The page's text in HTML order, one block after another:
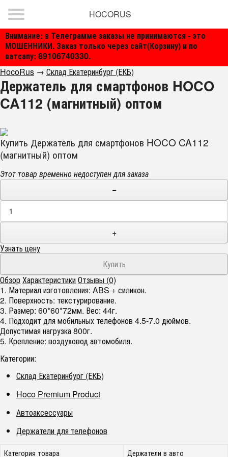
Внимание: в Телеграмме заказы не принимаются - это
МОШЕННИКИ. Заказ только через сайт(Корзину) и по
ватсапу: 89106740330.
HOCORUS
HocoRus → Склад Екатеринбург (ЕКБ)
Держатель для смартфонов HOCO
CA112 (магнитный) оптом
Купить Держатель для смартфонов HOCO CA112
(магнитный) оптом
Этот товар временно недоступен для заказа
−
+
Узнать цену
ОбзорХарактеристикиОтзывы (0)
1. Материал изготовления: ABS + силикон.
2. Поверхность: текстурирование.
3. Размер: 60*60*72мм. Вес: 44г.
4. Подходит для мобильных телефонов 4.5-7.0 дюймов.
Допустимая нагрузка 800г.
5. Крепление: воздуховод автомобиля.
Категории:
Склад Екатеринбург (ЕКБ)
Hoco Premium Product
Автоаксессуары
Держатели для телефонов
Категория товара Держатели в авто